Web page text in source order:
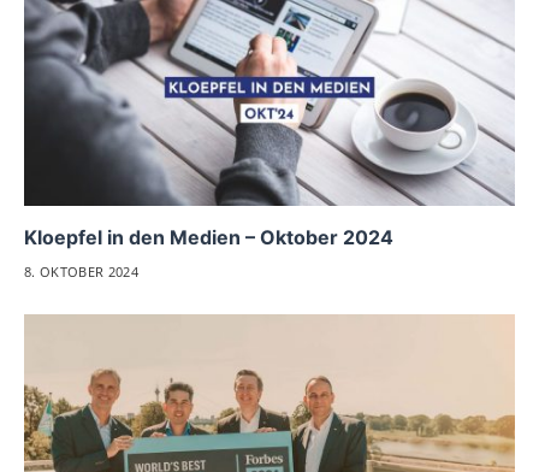
Kloepfel in den Medien – Oktober 2024
8. OKTOBER 2024